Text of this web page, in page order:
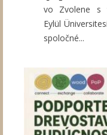
vo Zvolene s
Eylül
spoločné...